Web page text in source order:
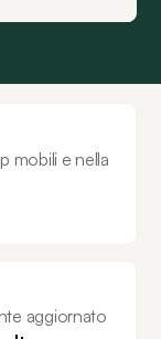
mobili e nella
aggiornato